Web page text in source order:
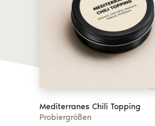
Mediterranes Chili Topping
Probiergrößen